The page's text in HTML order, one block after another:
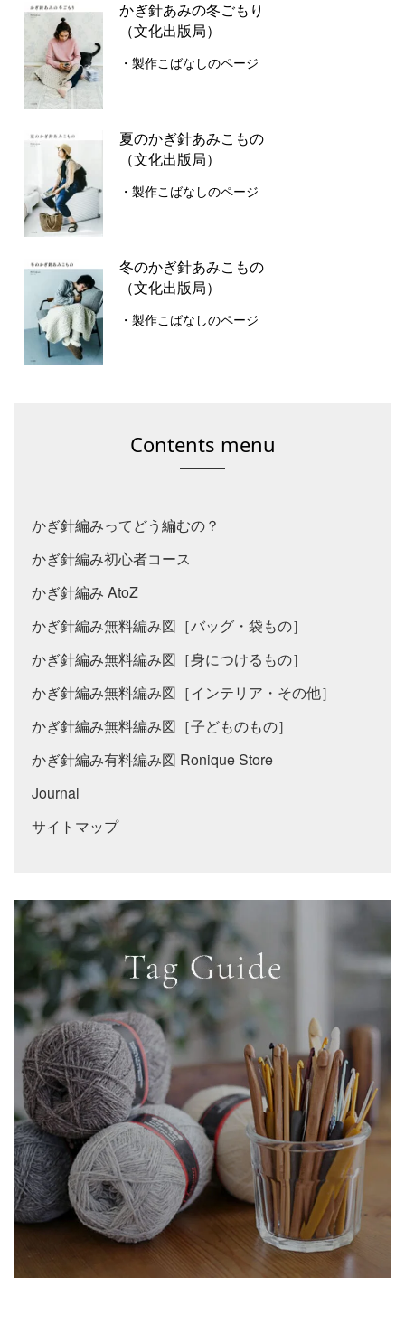
かぎ針あみの冬ごもり
（文化出版局）
・製作こばなしのページ
夏のかぎ針あみこもの
（文化出版局）
・製作こばなしのページ
冬のかぎ針あみこもの
（文化出版局）
・製作こばなしのページ
Contents menu
かぎ針編みってどう編むの？
かぎ針編み初心者コース
かぎ針編み AtoZ
かぎ針編み無料編み図［バッグ・袋もの］
かぎ針編み無料編み図［身につけるもの］
かぎ針編み無料編み図［インテリア・その他］
かぎ針編み無料編み図［子どものもの］
かぎ針編み有料編み図 Ronique Store
Journal
サイトマップ